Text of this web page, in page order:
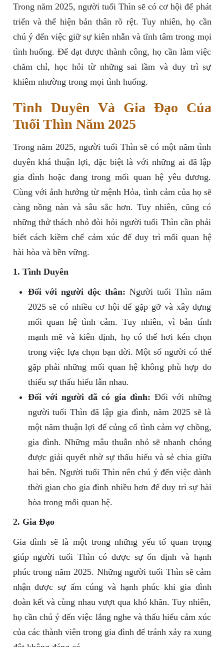
Trong năm 2025, người tuổi Thìn sẽ có cơ hội để phát
triển và thể hiện bản thân rõ rệt. Tuy nhiên, họ cần
chú ý đến việc giữ sự kiên nhẫn và tĩnh tâm trong mọi
tình huống. Để đạt được thành công, họ cần làm việc
chăm chỉ, học hỏi từ những sai lầm và duy trì sự
khiêm nhường trong mọi tình huống.
Tình Duyên Và Gia Đạo Của
Tuổi Thìn Năm 2025
Trong năm 2025, người tuổi Thìn sẽ có một năm tình
duyên khá thuận lợi, đặc biệt là với những ai đã lập
gia đình hoặc đang trong mối quan hệ yêu đương.
Cùng với ảnh hưởng từ mệnh Hỏa, tình cảm của họ sẽ
càng nồng nàn và sâu sắc hơn. Tuy nhiên, cũng có
những thử thách nhỏ đòi hỏi người tuổi Thìn cần phải
biết cách kiềm chế cảm xúc để duy trì mối quan hệ
hài hòa và bền vững.
1. Tình Duyên
Đối với người độc thân: Người tuổi Thìn năm
2025 sẽ có nhiều cơ hội để gặp gỡ và xây dựng
mối quan hệ tình cảm. Tuy nhiên, vì bản tính
mạnh mẽ và kiên định, họ có thể hơi kén chọn
trong việc lựa chọn bạn đời. Một số người có thể
gặp phải những mối quan hệ không phù hợp do
thiếu sự thấu hiểu lẫn nhau.
Đối với người đã có gia đình: Đối với những
người tuổi Thìn đã lập gia đình, năm 2025 sẽ là
một năm thuận lợi để củng cố tình cảm vợ chồng,
gia đình. Những mâu thuẫn nhỏ sẽ nhanh chóng
được giải quyết nhờ sự thấu hiểu và sẻ chia giữa
hai bên. Người tuổi Thìn nên chú ý đến việc dành
thời gian cho gia đình nhiều hơn để duy trì sự hài
hòa trong mối quan hệ.
2. Gia Đạo
Gia đình sẽ là một trong những yếu tố quan trọng
giúp người tuổi Thìn có được sự ổn định và hạnh
phúc trong năm 2025. Những người tuổi Thìn sẽ cảm
nhận được sự ấm cúng và hạnh phúc khi gia đình
đoàn kết và cùng nhau vượt qua khó khăn. Tuy nhiên,
họ cần chú ý đến việc lắng nghe và thấu hiểu cảm xúc
của các thành viên trong gia đình để tránh xảy ra xung